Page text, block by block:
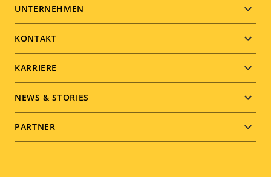
Footer
menu
UNTERNEHMEN
KONTAKT
KARRIERE
NEWS & STORIES
PARTNER